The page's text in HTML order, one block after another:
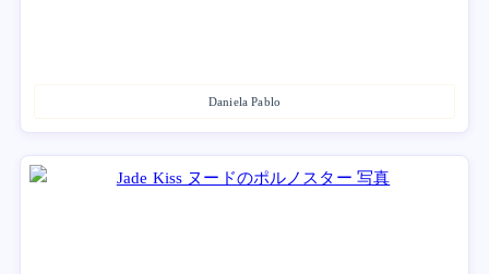
Daniela Pablo